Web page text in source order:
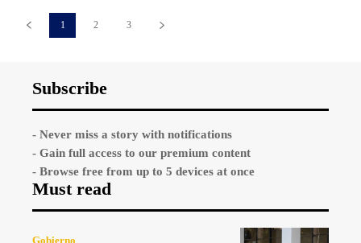
1 2 3
Subscribe
- Never miss a story with notifications
- Gain full access to our premium content
- Browse free from up to 5 devices at once
Must read
Gobierno